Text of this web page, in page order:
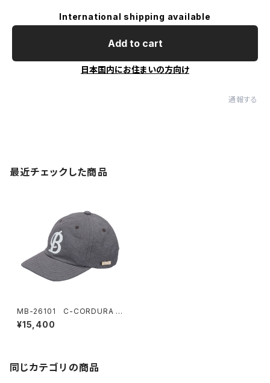
International shipping available
Add to cart
日本国内にお住まいの方向け
通報する
最近チェックした商品
MB-26101 C-CORDURA W
ASHER B-CAP
¥15,400
同じカテゴリの商品